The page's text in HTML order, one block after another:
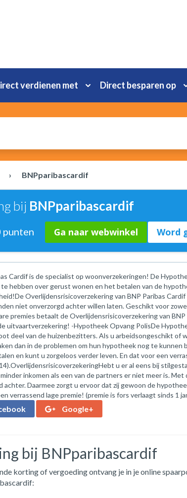
verdienen met Direct besparen op
› BNPparibascardif
bij BNPparibascardif
punten Ga naar webwinkel Word
Cardif is de specialist op woonverzekeringen! De
hebben over gerust wonen en het betalen van de
Overlijdensrisicoverzekering van BNP Paribas
niet onverzorgd achter willen laten. Geschikt voor
premies betaalt de Overlijdensrisicoverzekering van
uitvaartverzekering! -Hypotheek Opvang PolisDe
deel van de huizenbezitters. Als u arbeidsongeschikt of
dan in de problemen om hun hypotheek nog te
en kunt u zorgeloos verder leven. En dat voor een
u er al eens bij
inkomen als een van de partners er niet meer is.
achter. Daarmee zorgt u ervoor dat zij gewoon de
verrassend lage premie! (premie is fors verlaagt sinds 1
Google+
bij BNPparibascardif
korting of vergoeding ontvang je in je online